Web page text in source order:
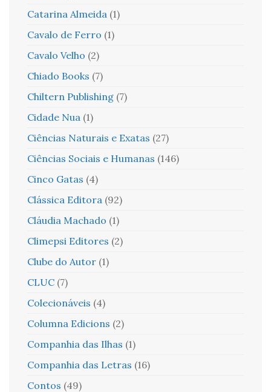
Catarina Almeida (1)
Cavalo de Ferro (1)
Cavalo Velho (2)
Chiado Books (7)
Chiltern Publishing (7)
Cidade Nua (1)
Ciências Naturais e Exatas (27)
Ciências Sociais e Humanas (146)
Cinco Gatas (4)
Clássica Editora (92)
Cláudia Machado (1)
Climepsi Editores (2)
Clube do Autor (1)
CLUC (7)
Colecionáveis (4)
Columna Edicions (2)
Companhia das Ilhas (1)
Companhia das Letras (16)
Contos (49)